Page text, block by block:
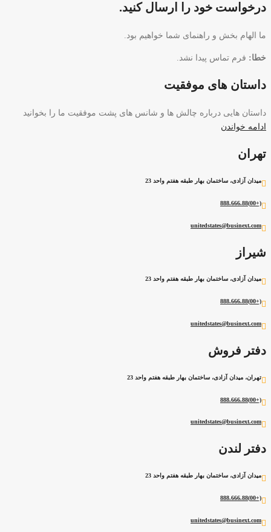
درخواست خود را ارسال کنید.
ما الهام بخش و راهنمای شما خواهیم بود.
خطا: فرم تماس پیدا نشد.
داستان های موفقیت
داستان هایی درباره چالش ها و شانس های پشت موفقیت ما را بخوانید
ادامه خواندن
تهران
میدان آزادی، ساختمان بهار طبقه هفتم واحد 23
(+00)888.666.88
unitedstates@businext.com
شیراز
میدان آزادی، ساختمان بهار طبقه هفتم واحد 23
(+00)888.666.88
unitedstates@businext.com
دفتر فروش
تهران، میدان آزادی، ساختمان بهار طبقه هفتم واحد 23
(+00)888.666.88
unitedstates@businext.com
دفتر لندن
میدان آزادی، ساختمان بهار طبقه هفتم واحد 23
(+00)888.666.88
unitedstates@businext.com